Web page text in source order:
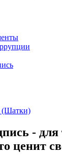
(Шатки)
- для
ценит